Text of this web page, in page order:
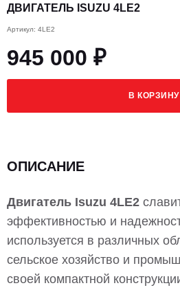
ДВИГАТЕЛЬ ISUZU 4LE2
Артикул: 4LE2
945 000 ₽
В КОРЗИНУ
ОПИСАНИЕ
Двигатель Isuzu 4LE2
эффективностью и
используется в различных
сельское хозяйство и
своей компактной